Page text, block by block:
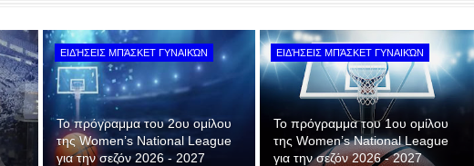
ΕΙΔΉΣΕΙΣ ΜΠΆΣΚΕΤ ΓΥΝΑΙΚΏΝ
Το πρόγραμμα του 2ου ομίλου
της Women’s National League
για την σεζόν 2026 - 2027
ΕΙΔΉΣΕΙΣ ΜΠΆΣΚΕΤ ΓΥΝΑΙΚΏΝ
Το πρόγραμμα του 1ου ομίλου
της Women’s National League
για την σεζόν 2026 - 2027